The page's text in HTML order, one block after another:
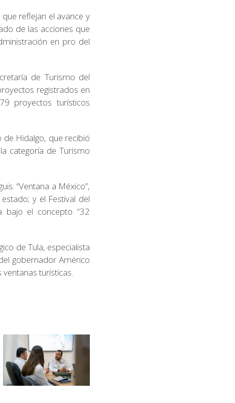
reflejan el avance y
de las acciones que
en pro del
de Turismo del
registrados en
proyectos turísticos
de Hidalgo, que recibió
categoría de Turismo
“Ventana a México”,
y el Festival del
bajo el concepto “32
de Tula, especialista
gobernador Américo
turísticas.